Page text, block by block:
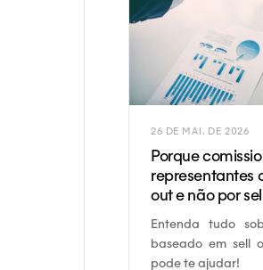
26 DE MAI. DE 2026
Porque
representantes
out e não por
Entenda tudo
baseado em sell
pode te ajudar!